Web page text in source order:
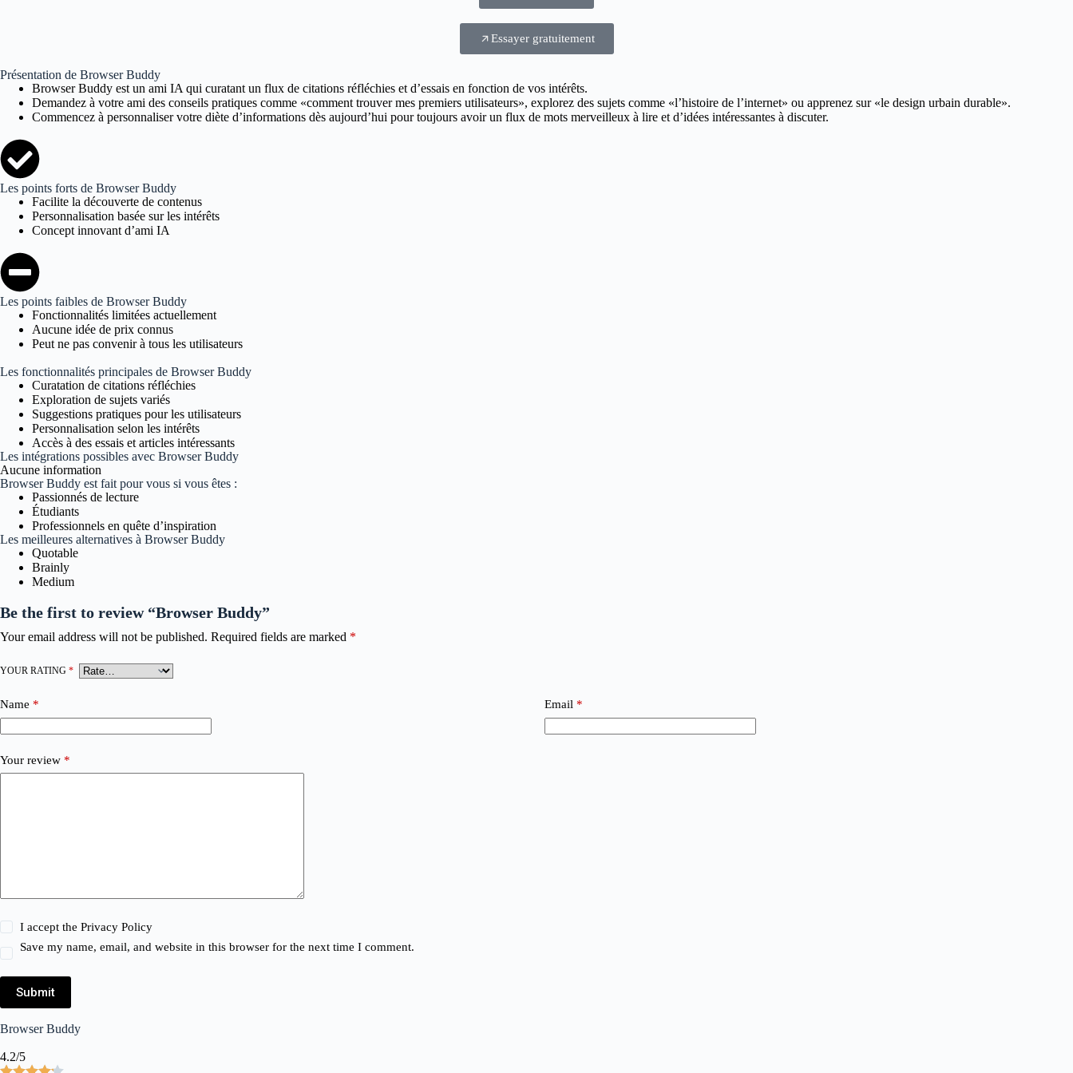
Essayer gratuitement
Présentation de Browser Buddy
Browser Buddy est un ami IA qui curatant un flux de citations réfléchies et d’essais en fonction de vos intérêts.
Demandez à votre ami des conseils pratiques comme «comment trouver mes premiers utilisateurs», explorez des sujets comme «l’histoire de l’internet» ou apprenez sur «le design urbain durable».
Commencez à personnaliser votre diète d’informations dès aujourd’hui pour toujours avoir un flux de mots merveilleux à lire et d’idées intéressantes à discuter.
Les points forts de Browser Buddy
Facilite la découverte de contenus
Personnalisation basée sur les intérêts
Concept innovant d’ami IA
Les points faibles de Browser Buddy
Fonctionnalités limitées actuellement
Aucune idée de prix connus
Peut ne pas convenir à tous les utilisateurs
Les fonctionnalités principales de Browser Buddy
Curatation de citations réfléchies
Exploration de sujets variés
Suggestions pratiques pour les utilisateurs
Personnalisation selon les intérêts
Accès à des essais et articles intéressants
Les intégrations possibles avec Browser Buddy
Aucune information
Browser Buddy est fait pour vous si vous êtes :
Passionnés de lecture
Étudiants
Professionnels en quête d’inspiration
Les meilleures alternatives à Browser Buddy
Quotable
Brainly
Medium
Be the first to review “Browser Buddy”
Your email address will not be published. Required fields are marked *
YOUR RATING *
Name * Email *
Your review *
I accept thePrivacy Policy
Save my name, email, and website in this browser for the next time I comment.
Submit
Browser Buddy
4.2/5